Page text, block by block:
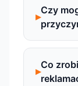
Czy
Co